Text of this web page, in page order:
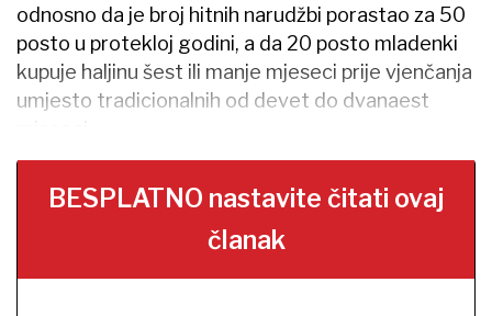
odnosno da je broj hitnih narudžbi porastao za 50
posto u protekloj godini, a da 20 posto mladenki
kupuje haljinu šest ili manje mjeseci prije vjenčanja
umjesto tradicionalnih od devet do dvanaest
BESPLATNO nastavite čitati ovaj
članak